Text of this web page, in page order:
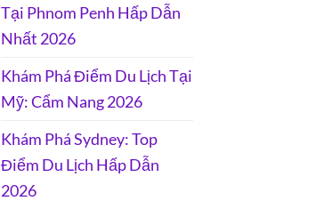
Tại Phnom Penh Hấp Dẫn
Nhất 2026
Khám Phá Điểm Du Lịch Tại
Mỹ: Cẩm Nang 2026
Khám Phá Sydney: Top
Điểm Du Lịch Hấp Dẫn
2026